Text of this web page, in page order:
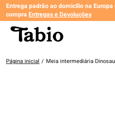
Entrega padrão ao domicílio na
compra Entregas e Devoluções
Página inicial / Meia intermediária